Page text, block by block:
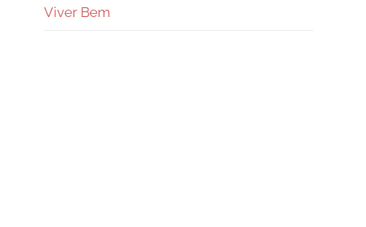
Viver Bem